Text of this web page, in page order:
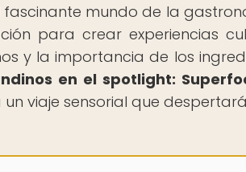
fascinante mundo de la
para crear experiencias
y la importancia de los
en el spotlight:
un viaje sensorial que